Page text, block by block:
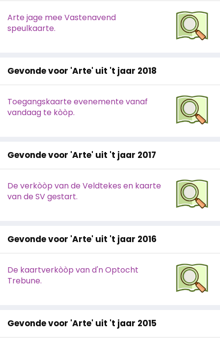
Arte jage mee Vastenavend
speulkaarte.
Gevonde voor 'Arte' uit 't jaar 2018
Toegangskaarte evenemente vanaf
vandaag te kòòp.
Gevonde voor 'Arte' uit 't jaar 2017
De verkòòp van de Veldtekes en kaarte
van de SV gestart.
Gevonde voor 'Arte' uit 't jaar 2016
De kaartverkòòp van d'n Optocht
Trebune.
Gevonde voor 'Arte' uit 't jaar 2015